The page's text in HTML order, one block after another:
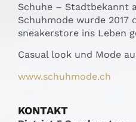
Schuhe – Stadtbekannt
Schuhmode wurde 2017
sneakerstore ins Leben
Casual look und Mode
www.schuhmode.ch
KONTAKT